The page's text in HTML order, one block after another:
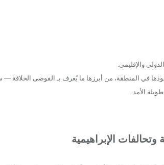
والإقليمي.
في المنطقة، من أبرزها ما يُعرف بـ الفوضى الخلاقة
الأمد.
وتحالفات الإبراهيمية